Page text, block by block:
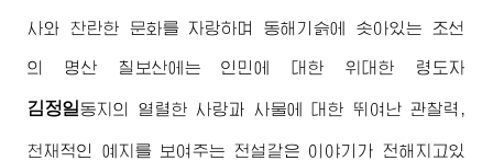
사와 찬란한 문화를 자랑하며 동해기슭에 솟아있는 조선
의 명산 칠보산에는 인민에 대한위대한 령도자
김정일동지 의 열렬한 사랑과 사물에 대한 뛰여난 관찰력,
천재적인 예지를 보여주는 전설같은 이야기가 전해지고있